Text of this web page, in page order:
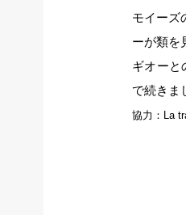
モイーズ
ーが類を
ギオーと
で続きま
協力：La